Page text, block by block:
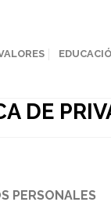
DE
PERSONALES